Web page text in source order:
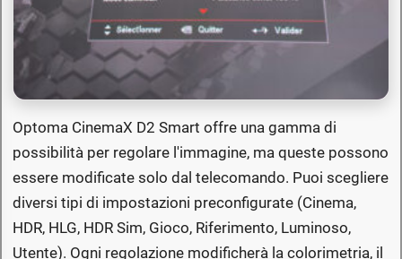
Optoma CinemaX D2 Smart offre una gamma di
possibilità per regolare l'immagine, ma queste possono
essere modificate solo dal telecomando. Puoi scegliere
diversi tipi di impostazioni preconfigurate (Cinema,
HDR, HLG, HDR Sim, Gioco, Riferimento, Luminoso,
Utente). Ogni regolazione modificherà la colorimetria, il